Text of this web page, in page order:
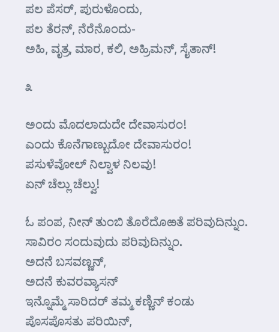
ಪಲ ಪೆಸರ್, ಪುರುಳೊಂದು,
ಪಲ ತೆರನ್, ನೆರೆನೊಂದು-
ಅಹಿ, ವೃತ್ರ, ಮಾರ, ಕಲಿ, ಅಹ್ರಿಮನ್, ಸೈತಾನ್!
೩
ಅಂದು ಮೊದಲಾದುದೇ ದೇವಾಸುರಂ!
ಎಂದು ಕೊನೆಗಾಣ್ಬುದೋ ದೇವಾಸುರಂ!
ಪಸುಳೆವೋಲ್ ನಿಲ್ವಾಳ ನಿಲವು!
ಏನ್ ಚೆಲ್ಲು ಚೆಲ್ವು!
ಓ ಪಂಪ, ನೀನ್ ತುಂಬಿ ತೊರೆದೊಱತೆ ಪರಿವುದಿನ್ನುಂ.
ಸಾವಿರಂ ಸಂದುವುದು ಪರಿವುದಿನ್ನುಂ.
ಅದನೆ ಬಸವಣ್ಣನ್,
ಅದನೆ ಕುವರವ್ಯಾಸನ್
ಇನ್ನೊಮ್ಮೆ ಸಾರಿದರ್ ತಮ್ಮ ಕಣ್ಣಿನ್ ಕಂಡು
ಪೊಸಪೊಸತು ಪರಿಯಿನ್,